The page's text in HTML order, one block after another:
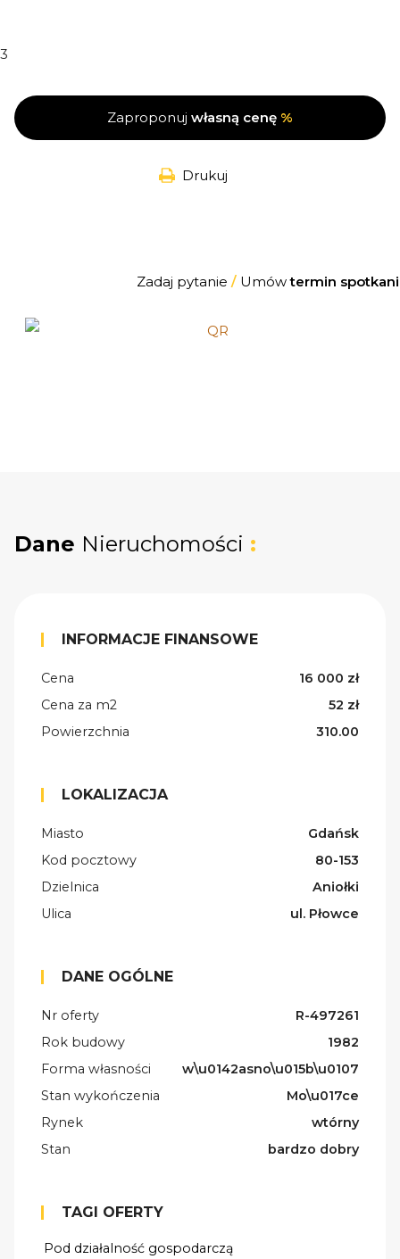
3
Zaproponuj własną cenę %
Drukuj
Zadaj pytanie /Umówtermin
Dane Nieruchomości :
INFORMACJE FINANSOWE
Cena
16 000 zł
Cena za m2
52 zł
Powierzchnia
310.00
LOKALIZACJA
Miasto
Gdańsk
Kod pocztowy
80-153
Dzielnica
Aniołki
Ulica
ul. Płowce
DANE OGÓLNE
Nr oferty
R-497261
Rok budowy
1982
Forma własności
w\u0142asno\u015b\u0107
Stan wykończenia
Mo\u017ce
Rynek
wtórny
Stan
bardzo dobry
TAGI OFERTY
Pod działalność gospodarczą